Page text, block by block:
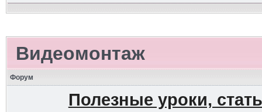
Видеомонтаж
Форум
Полезные уроки,